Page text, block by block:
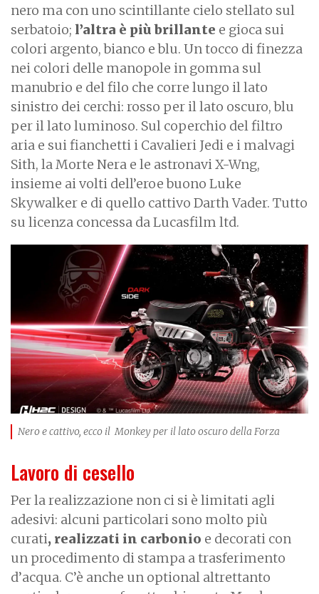
nero ma con uno scintillante cielo stellato sul
serbatoio; l’altra è più brillante e gioca sui
colori argento, bianco e blu. Un tocco di finezza
nei colori delle manopole in gomma sul
manubrio e del filo che corre lungo il lato
sinistro dei cerchi: rosso per il lato oscuro, blu
per il lato luminoso. Sul coperchio del filtro
aria e sui fianchetti i Cavalieri Jedi e i malvagi
Sith, la Morte Nera e le astronavi X-Wng,
insieme ai volti dell’eroe buono Luke
Skywalker e di quello cattivo Darth Vader. Tutto
su licenza concessa da Lucasfilm ltd.
Nero e cattivo, ecco il Monkey per il lato oscuro della Forza
Lavoro di cesello
Per la realizzazione non ci si è limitati agli
adesivi: alcuni particolari sono molto più
curati, realizzati in carbonio e decorati con
un procedimento di stampa a trasferimento
d’acqua. C’è anche un optional altrettanto